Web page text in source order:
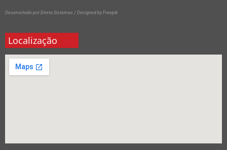
Desenvolvido por Direta Sistemas / Designed by Freepik
Localização